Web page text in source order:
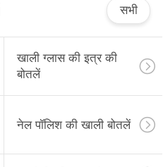
सभी
खाली ग्लास की इत्र की
बोतलें
नेल पॉलिश की खाली बोतलें